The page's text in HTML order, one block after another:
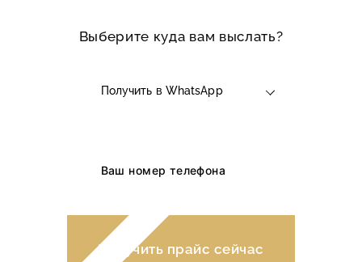
Выберите куда вам выслать?
Получить в WhatsApp
Получить прайс сейчас